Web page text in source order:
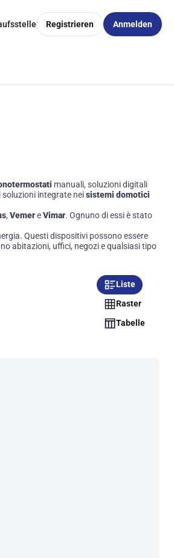
Registrieren Anmelden
manuali, soluzioni digitali
soluzioni integrate neisistemi domotici
, VemereVimar. Ognuno di essi è stato
Questi dispositivi possono essere
abitazioni, uffici, negozi e qualsiasi tipo
Liste
Raster
Tabelle